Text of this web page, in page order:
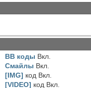
BB коды Вкл.
Смайлы Вкл.
[IMG] код Вкл.
[VIDEO] код Вкл.